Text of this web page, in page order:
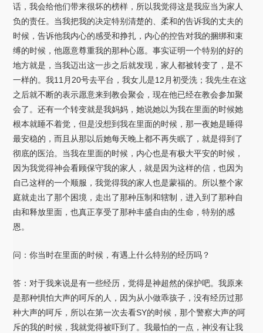
话，我会给他们带来很坏的榜样，所以我觉得这是我应当为家人
负的责任。当我把我的决定特别清楚的、柔和的告诉我的丈夫的
时候，告诉他我内心的感受和挣扎，内心的控告对我的捆绑和束
缚的时候，他愿意尊重我的那种心愿。事实证明一个特别的好的
地方就是，当我迈出这一步之后就发现，家人都被转变了，是不
一样的。我11月20号去平台，我女儿是12月初受洗；我先生在这
之后就不断的表示愿意来到教会聚会，现在他已经在教会参加聚
会了。还有一个转变就是我妈妈，她说她以为我在里面的时候她
根本就睡不着觉，但是没想到我在里面的时候，那一夜她是睡得
最安稳的，而且从那以后她每天晚上都不再失眠了，就是得到了
彻底的医治。当我在里面的时候，内心也是有极大平安的时候，
因为我觉得神会看顾保守我的家人，就是因为这样的信，也因为
自己这样的一个顺服，我觉得我的家人也是蒙福的。所以整个家
庭就走出了那个困境，走出了那种压制和辖制，进入到了那种自
由和释放里面，也真正享受了那种丰盛自由的生命，特别的感
恩。
问：你当时在里面的时候，有遇上什么特别的经历吗？
答：对于我来说是有一些经历，觉得是神超然的保护吧。我原来
是那种惧怕大声的呵斥的人，因为从小做乖孩子，没有经历过那
种大声的呵斥，所以在第一次去看SY的时候，那个警察大声的呵
斥的我的时候，我就觉得被吓到了。我最怕的一点，神没有让我